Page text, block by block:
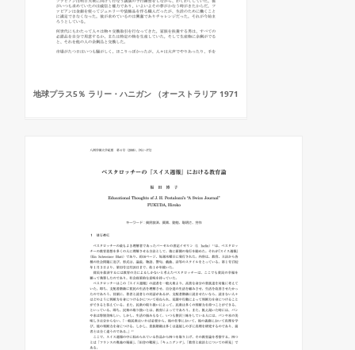
地球プラス5％ ラリー・ハニガン （オーストラリア 1971